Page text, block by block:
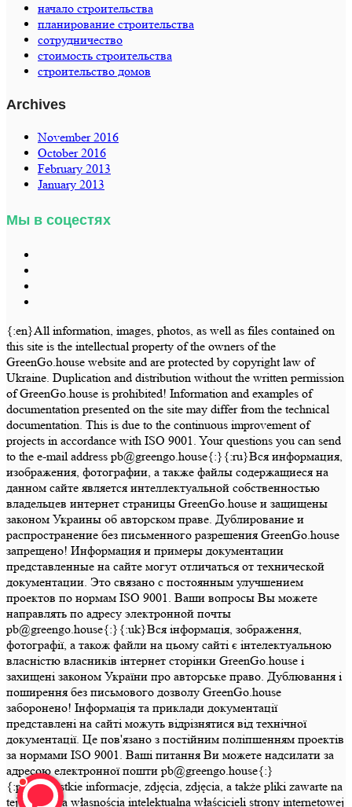
начало строительства
планирование строительства
сотрудничество
стоимость строительства
строительство домов
Archives
November 2016
October 2016
February 2013
January 2013
Мы в соцестях
{:en}All information, images, photos, as well as files contained on
this site is the intellectual property of the owners of the
GreenGo.house website and are protected by copyright law of
Ukraine. Duplication and distribution without the written permission
of GreenGo.house is prohibited! Information and examples of
documentation presented on the site may differ from the technical
documentation. This is due to the continuous improvement of
projects in accordance with ISO 9001. Your questions you can send
to the e-mail address pb@greengo.house{:}{:ru}Вся информация,
изображения, фотографии, а также файлы содержащиеся на
данном сайте является интеллектуальной собственностью
владельцев интернет страницы GreenGo.house и защищены
законом Украины об авторском праве. Дублирование и
распространение без письменного разрешения GreenGo.house
запрещено! Информация и примеры документации
представленные на сайте могут отличаться от технической
документации. Это связано с постоянным улучшением
проектов по нормам ISO 9001. Ваши вопросы Вы можете
направлять по адресу электронной почты
pb@greengo.house{:}{:uk}Вся інформація, зображення,
фотографії, а також файли на цьому сайті є інтелектуальною
власністю власників інтернет сторінки GreenGo.house і
захищені законом України про авторське право. Дублювання і
поширення без письмового дозволу GreenGo.house
заборонено! Інформація та приклади документації
представлені на сайті можуть відрізнятися від технічної
документації. Це пов'язано з постійним поліпшенням проектів
за нормами ISO 9001. Ваші питання Ви можете надсилати за
адресою електронної пошти pb@greengo.house{:}
{:pl}Wszystkie informacje, zdjęcia, zdjęcia, a także pliki zawarte na
tej stronie są własnością intelektualną właścicieli strony internetowej